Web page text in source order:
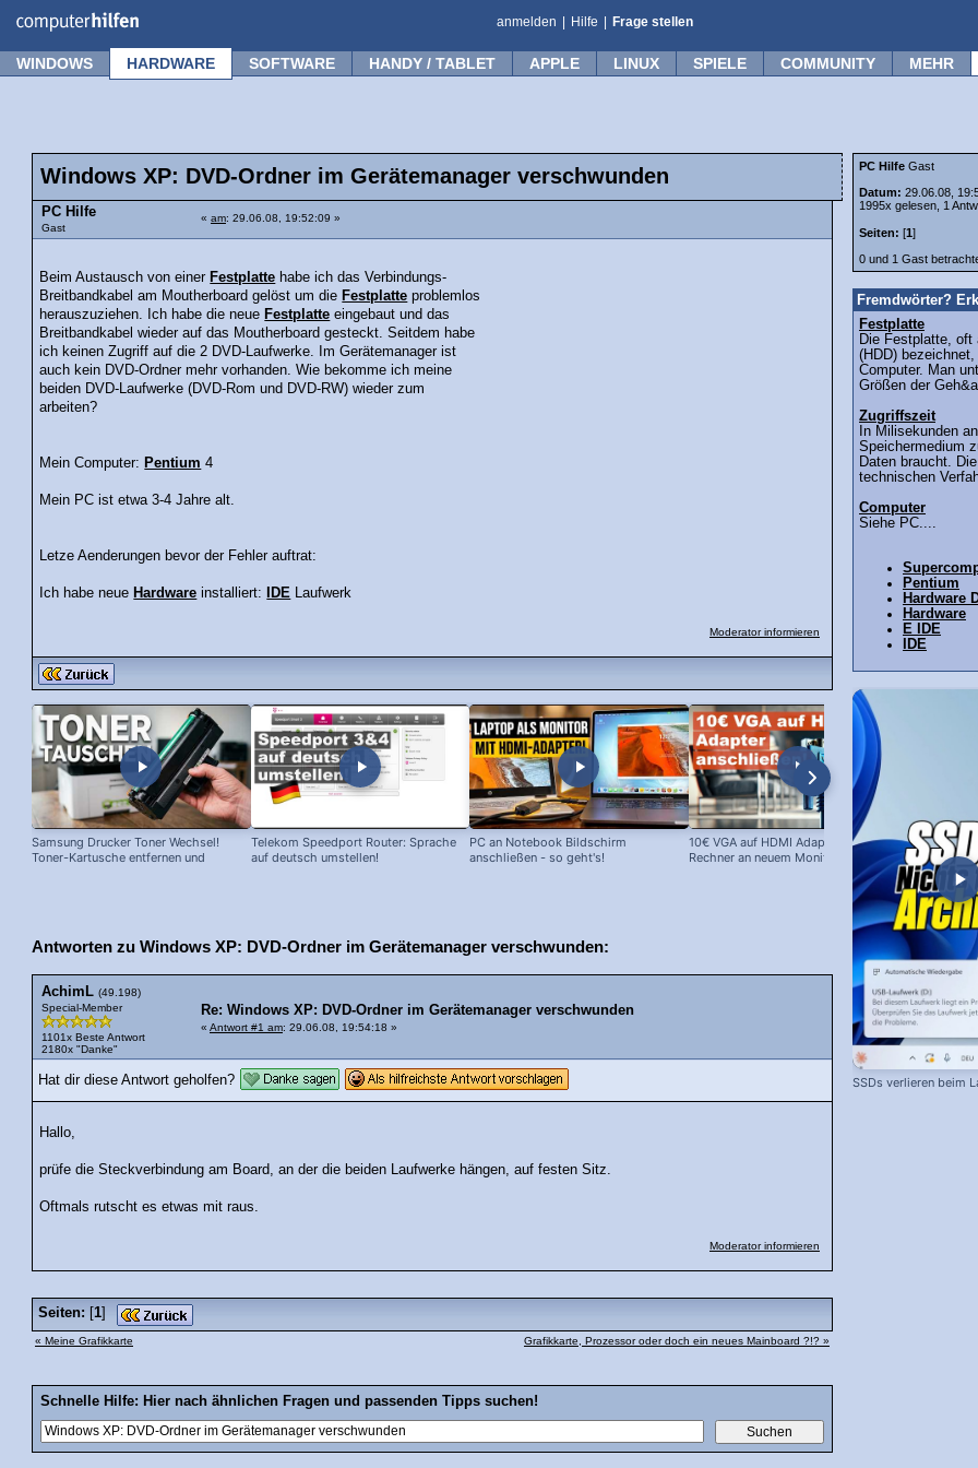
anmelden Hilfe Frage stellen
WINDOWS HARDWARE SOFTWARE HANDY / TABLET APPLE LINUX SPIELE COMMUNITY MEHR
Windows XP: DVD-Ordner im Gerätemanager verschwunden
PC Hilfe
Gast
« am: 29.06.08, 19:52:09 »
Beim Austausch von einer Festplatte habe ich das Verbindungs-
Breitbandkabel am Moutherboard gelöst um die Festplatte problemlos
herauszuziehen. Ich habe die neue Festplatte eingebaut und das
Breitbandkabel wieder auf das Moutherboard gesteckt. Seitdem habe
ich keinen Zugriff auf die 2 DVD-Laufwerke. Im Gerätemanager ist
auch kein DVD-Ordner mehr vorhanden. Wie bekomme ich meine
beiden DVD-Laufwerke (DVD-Rom und DVD-RW) wieder zum
arbeiten?
Mein Computer: Pentium 4
Mein PC ist etwa 3-4 Jahre alt.
Letze Aenderungen bevor der Fehler auftrat:
Ich habe neue Hardware installiert: IDE Laufwerk
Moderator informieren
Samsung Drucker Toner Wechsel!
Toner-Kartusche entfernen und
Telekom Speedport Router: Sprache
auf deutsch umstellen!
PC an Notebook Bildschirm
anschließen - so geht's!
10€ VGA auf HDMI Adapter: Alte
Rechner an neuem Monitor!
10 EUR
im Test
Antworten zu Windows XP: DVD-Ordner im Gerätemanager verschwunden:
AchimL (49.198)
Special-Member
1101x Beste Antwort
2180x "Danke"
Re: Windows XP: DVD-Ordner im Gerätemanager verschwunden
« Antwort #1 am: 29.06.08, 19:54:18 »
Hat dir diese Antwort geholfen?
Hallo,
prüfe die Steckverbindung am Board, an der die beiden Laufwerke hängen, auf festen Sitz.
Oftmals rutscht es etwas mit raus.
Moderator informieren
Seiten: [1]
« Meine Grafikkarte Grafikkarte, Prozessor oder doch ein neues Mainboard ?!? »
Schnelle Hilfe: Hier nach ähnlichen Fragen und passenden Tipps suchen!
PC Hilfe Gast
Datum: 29.06.08,
1995x gelesen, 1
Seiten: [1]
0 und 1 Gast
Fremdwörter?
Festplatte
Die Festplatte, oft
(HDD)
Computer. Man
Größen der
Zugriffszeit
In Milisekunden
Speichermedium
Daten braucht.
technischen
Computer
Siehe PC....
Pentium
Hardware
Hardware
E IDE
IDE
SSDs verlieren beim